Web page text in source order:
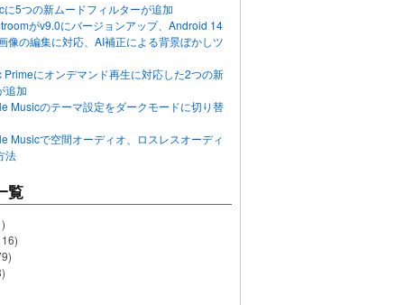
に5つの新ムードフィルターが追加
がv9.0にバージョンアップ、Android 14
像の編集に対応、AI補正による背景ぼかしツ
Primeにオンデマンド再生に対応した2つの新
追加
Musicのテーマ設定をダークモードに切り替
Musicで空間オーディオ、ロスレスオーディ
法
覧